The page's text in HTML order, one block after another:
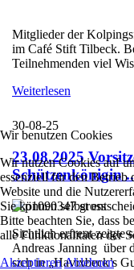
Mitglieder der
im Café Stift Tilbeck.
Teilnehmenden viel
Weiterlesen
30-08-25
23.08.2025
Schützenkönigin
Sichtlich erfreut zeigte
Andreas Janning über
sich in „Havixbeck’s
Wir benutzen Cookies
Wir nutzen Cookies auf
essenziell für den Betrieb
Website und die
Sie können selbst
Bitte beachten Sie, dass
alle Funktionalitäten der
AkzeptierenAblehnen